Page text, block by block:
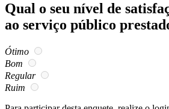
Qual o seu nível de
ao serviço público
Ótimo
Bom
Regular
Ruim